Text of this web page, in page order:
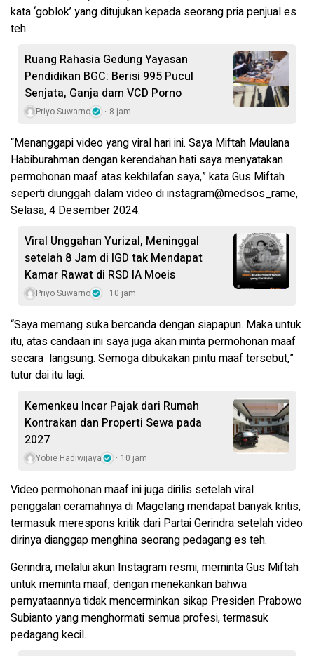
kata ‘goblok’ yang ditujukan kepada seorang pria penjual es
teh.
Ruang Rahasia Gedung Yayasan
Pendidikan BGC: Berisi 995 Pucul
Senjata, Ganja dam VCD Porno
Priyo Suwarno 8 jam
“Menanggapi video yang viral hari ini. Saya Miftah Maulana
Habiburahman dengan kerendahan hati saya menyatakan
permohonan maaf atas kekhilafan saya,” kata Gus Miftah
seperti diunggah dalam video di instagram@medsos_rame,
Selasa, 4 Desember 2024.
Viral Unggahan Yurizal, Meninggal
setelah 8 Jam di IGD tak Mendapat
Kamar Rawat di RSD IA Moeis
Priyo Suwarno 10 jam
“Saya memang suka bercanda dengan siapapun. Maka untuk
itu, atas candaan ini saya juga akan minta permohonan maaf
secara langsung. Semoga dibukakan pintu maaf tersebut,”
tutur dai itu lagi.
Kemenkeu Incar Pajak dari Rumah
Kontrakan dan Properti Sewa pada
2027
Yobie Hadiwijaya 10 jam
Video permohonan maaf ini juga dirilis setelah viral
penggalan ceramahnya di Magelang mendapat banyak kritis,
termasuk merespons kritik dari Partai Gerindra setelah video
dirinya dianggap menghina seorang pedagang es teh.
Gerindra, melalui akun Instagram resmi, meminta Gus Miftah
untuk meminta maaf, dengan menekankan bahwa
pernyataannya tidak mencerminkan sikap Presiden Prabowo
Subianto yang menghormati semua profesi, termasuk
pedagang kecil.